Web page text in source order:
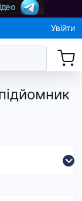
Увійти